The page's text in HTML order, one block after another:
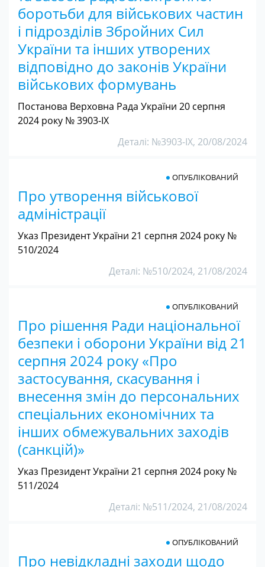
боротьби для військових частин
і підрозділів Збройних Сил
України та інших утворених
відповідно до законів України
військових формувань
Постанова Верховна Рада України 20 серпня
2024 року № 3903-IX
Деталі: №3903-IX, 20/08/2024
Про утворення військової
адміністрації
ОПУБЛІКОВАНИЙ
Указ Президент України 21 серпня 2024 року №
510/2024
Деталі: №510/2024, 21/08/2024
Про рішення Ради національної
безпеки і оборони України від 21
серпня 2024 року «Про
застосування, скасування і
внесення змін до персональних
спеціальних економічних та
інших обмежувальних заходів
(санкцій)»
ОПУБЛІКОВАНИЙ
Указ Президент України 21 серпня 2024 року №
511/2024
Деталі: №511/2024, 21/08/2024
Про невідкладні заходи щодо
ОПУБЛІКОВАНИЙ